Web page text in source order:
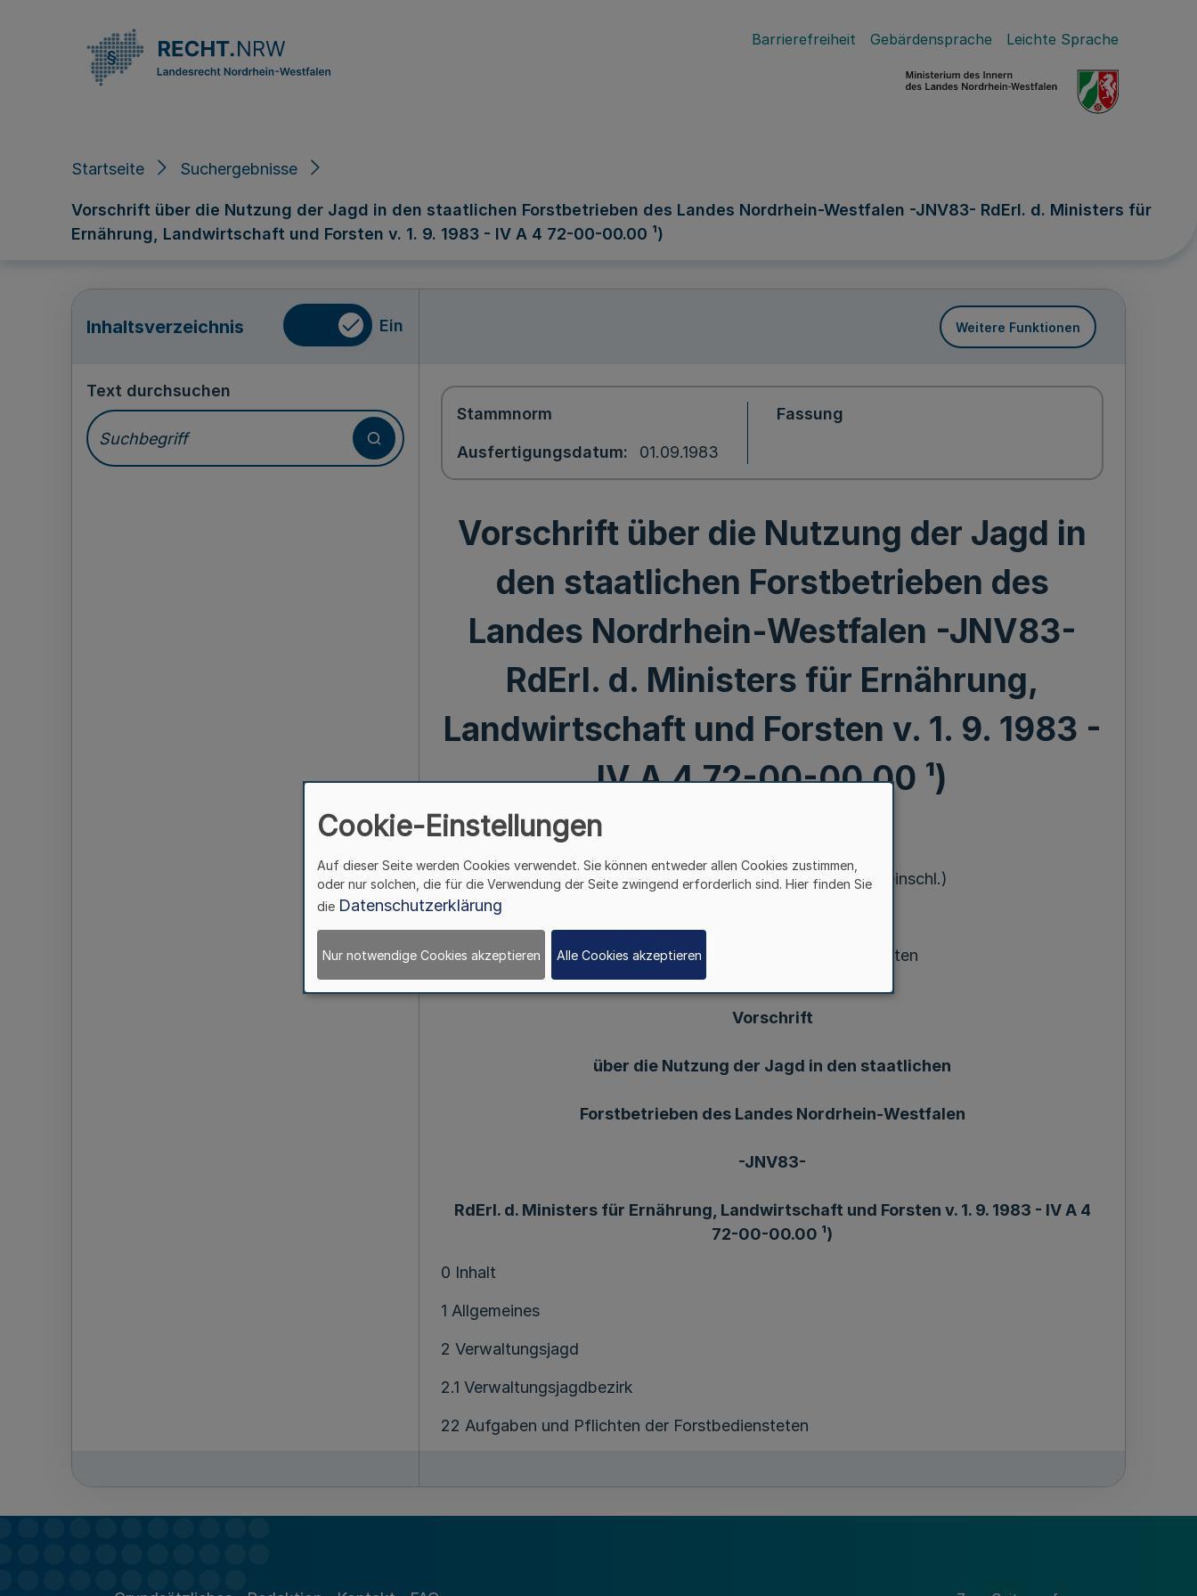
Barrierefreiheit Gebärdensprache Leichte Sprache
Startseite Suchergebnisse
Vorschrift über die Nutzung der Jagd in den staatlichen Forstbetrieben des Landes Nordrhein-Westfalen -JNV83- RdErl. d. Ministers für
Ernährung, Landwirtschaft und Forsten v. 1. 9. 1983 - IV A 4 72-00-00.00 ¹)
Inhaltsverzeichnis Ein Weitere Funktionen
Text durchsuchen
Stammnorm
Ausfertigungsdatum 01.09.1983
Fassung
Vorschrift über die Nutzung der Jagd in
den staatlichen Forstbetrieben des
Landes Nordrhein-Westfalen -JNV83-
RdErl. d. Ministers für Ernährung,
Landwirtschaft und Forsten v. 1. 9. 1983 -
IV A 4 72-00-00.00 ¹)
159.Ergänzung-SMBl.NW.-(Standl5.12.1983 = MBl.NW.Nr.ll4einschl.)
1. 9. 83 (1)
Gliederungsnummer 7921: Jagdangelegenheiten in Staatsforsten
Vorschrift
über die Nutzung der Jagd in den staatlichen
Forstbetrieben des Landes Nordrhein-Westfalen
-JNV83-
RdErl. d. Ministers für Ernährung, Landwirtschaft und Forsten v. 1. 9. 1983 - IV A 4
72-00-00.00 ¹)
0 Inhalt
1 Allgemeines
2 Verwaltungsjagd
2.1 Verwaltungsjagdbezirk
22 Aufgaben und Pflichten der Forstbediensteten
Cookie-Einstellungen
Auf dieser Seite werden Cookies verwendet. Sie können entweder allen Cookies zustimmen,
oder nur solchen, die für die Verwendung der Seite zwingend erforderlich sind. Hier finden Sie
die Datenschutzerklärung
Nur notwendige Cookies akzeptieren Alle Cookies akzeptieren